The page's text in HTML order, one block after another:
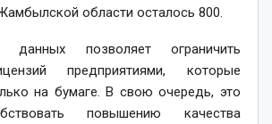
области осталось 800.
позволяет ограничить
предприятиями, которые
на бумаге. В свою очередь, это
повышению качества